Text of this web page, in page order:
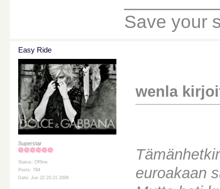
Save your
Easy Ride
Superstar
Status: Offline
Posts: 784
Date: Jun 22 20:21 2006
wenla
euroakaan